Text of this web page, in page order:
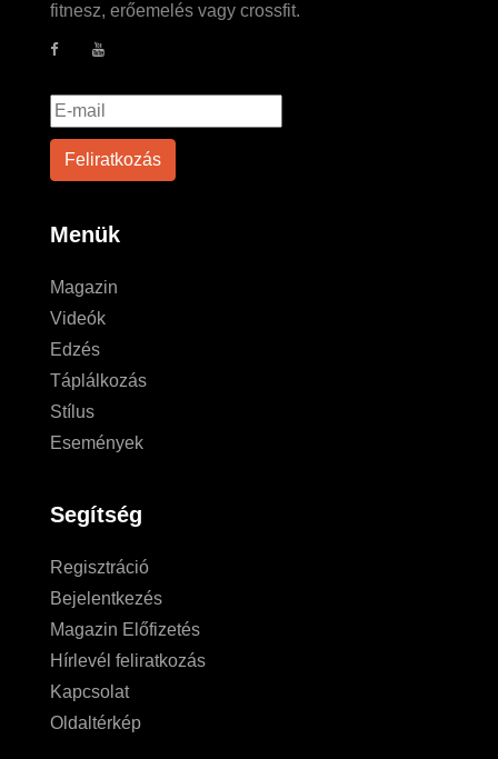
fitnesz, erőemelés vagy crossfit.
Menük
Magazin
Videók
Edzés
Táplálkozás
Stílus
Események
Segítség
Regisztráció
Bejelentkezés
Magazin Előfizetés
Hírlevél feliratkozás
Kapcsolat
Oldaltérkép